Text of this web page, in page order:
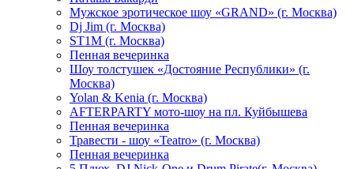
Мужское эротическое шоу «GRAND» (г. Москва)
Dj Jim (г. Москва)
ST1M (г. Москва)
Пенная вечеринка
Шоу толстушек «Достояние Республики» (г.
Москва)
Yolan & Kenia (г. Москва)
AFTERPARTY мото-шоу на пл. Куйбышева
Пенная вечеринка
Травести - шоу «Teatro» (г. Москва)
Пенная вечеринка